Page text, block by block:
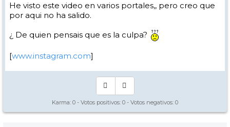
He visto este video en varios portales,, pero creo que
por aqui no ha salido.
¿ De quien pensais que es la culpa?
[www.instagram.com]
Karma: 0 - Votos positivos: 0 - Votos negativos: 0